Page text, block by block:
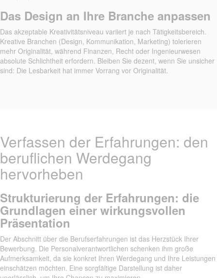
Das Design an Ihre Branche anpassen
Das akzeptable Kreativitätsniveau variiert je nach Tätigkeitsbereich.
Kreative Branchen (Design, Kommunikation, Marketing) tolerieren
mehr Originalität, während Finanzen, Recht oder Ingenieurwesen
absolute Schlichtheit erfordern. Bleiben Sie dezent, wenn Sie unsicher
sind: Die Lesbarkeit hat immer Vorrang vor Originalität.
Verfassen der Erfahrungen: den
beruflichen Werdegang
hervorheben
Strukturierung der Erfahrungen: die
Grundlagen einer wirkungsvollen
Präsentation
Der Abschnitt über die Berufserfahrungen ist das Herzstück Ihrer
Bewerbung. Die Personalverantwortlichen schenken ihm große
Aufmerksamkeit, da sie konkret Ihren Werdegang und Ihre Leistungen
einschätzen möchten. Eine sorgfältige Darstellung ist daher